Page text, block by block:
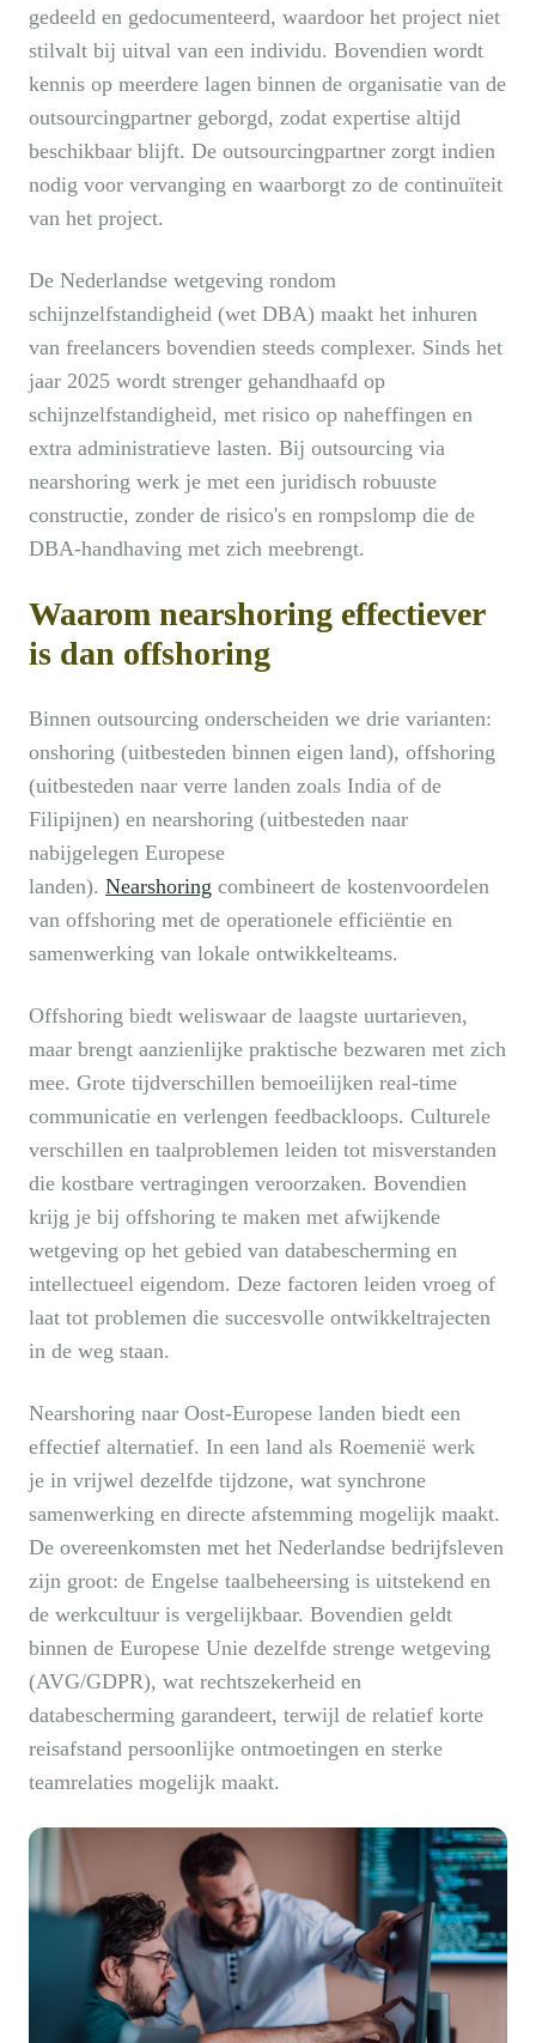
gedeeld en gedocumenteerd, waardoor het project niet
stilvalt bij uitval van een individu. Bovendien wordt
kennis op meerdere lagen binnen de organisatie van de
outsourcingpartner geborgd, zodat expertise altijd
beschikbaar blijft. De outsourcingpartner zorgt indien
nodig voor vervanging en waarborgt zo de continuïteit
van het project.
De Nederlandse wetgeving rondom
schijnzelfstandigheid (wet DBA) maakt het inhuren
van freelancers bovendien steeds complexer. Sinds het
jaar 2025 wordt strenger gehandhaafd op
schijnzelfstandigheid, met risico op naheffingen en
extra administratieve lasten. Bij outsourcing via
nearshoring werk je met een juridisch robuuste
constructie, zonder de risico's en rompslomp die de
DBA-handhaving met zich meebrengt.
Waarom nearshoring effectiever
is dan offshoring
Binnen outsourcing onderscheiden we drie varianten:
onshoring (uitbesteden binnen eigen land), offshoring
(uitbesteden naar verre landen zoals India of de
Filipijnen) en nearshoring (uitbesteden naar
nabijgelegen Europese
landen). Nearshoring combineert de kostenvoordelen
van offshoring met de operationele efficiëntie en
samenwerking van lokale ontwikkelteams.
Offshoring biedt weliswaar de laagste uurtarieven,
maar brengt aanzienlijke praktische bezwaren met zich
mee. Grote tijdverschillen bemoeilijken real-time
communicatie en verlengen feedbackloops. Culturele
verschillen en taalproblemen leiden tot misverstanden
die kostbare vertragingen veroorzaken. Bovendien
krijg je bij offshoring te maken met afwijkende
wetgeving op het gebied van databescherming en
intellectueel eigendom. Deze factoren leiden vroeg of
laat tot problemen die succesvolle ontwikkeltrajecten
in de weg staan.
Nearshoring naar Oost-Europese landen biedt een
effectief alternatief. In een land als Roemenië werk
je in vrijwel dezelfde tijdzone, wat synchrone
samenwerking en directe afstemming mogelijk maakt.
De overeenkomsten met het Nederlandse bedrijfsleven
zijn groot: de Engelse taalbeheersing is uitstekend en
de werkcultuur is vergelijkbaar. Bovendien geldt
binnen de Europese Unie dezelfde strenge wetgeving
(AVG/GDPR), wat rechtszekerheid en
databescherming garandeert, terwijl de relatief korte
reisafstand persoonlijke ontmoetingen en sterke
teamrelaties mogelijk maakt.